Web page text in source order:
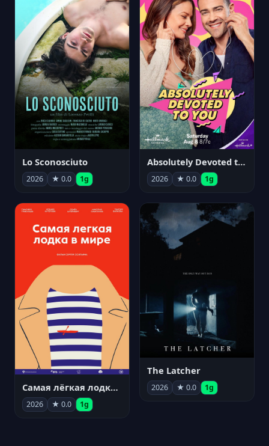
Lo Sconosciuto
2026 ★ 0.0 1g
Absolutely Devoted to You
2026 ★ 0.0 1g
Самая лёгкая лодка в мире
2026 ★ 0.0 1g
The Latcher
2026 ★ 0.0 1g